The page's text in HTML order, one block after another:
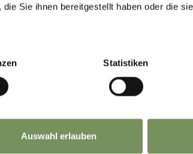
Sie ihnen bereitgestellt haben oder die
Statistiken
Auswahl erlauben
date on all current events and